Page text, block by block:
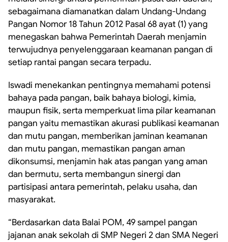
sebagaimana diamanatkan dalam Undang-Undang
Pangan Nomor 18 Tahun 2012 Pasal 68 ayat (1) yang
menegaskan bahwa Pemerintah Daerah menjamin
terwujudnya penyelenggaraan keamanan pangan di
setiap rantai pangan secara terpadu.
Iswadi menekankan pentingnya memahami potensi
bahaya pada pangan, baik bahaya biologi, kimia,
maupun fisik, serta memperkuat lima pilar keamanan
pangan yaitu memastikan akurasi publikasi keamanan
dan mutu pangan, memberikan jaminan keamanan
dan mutu pangan, memastikan pangan aman
dikonsumsi, menjamin hak atas pangan yang aman
dan bermutu, serta membangun sinergi dan
partisipasi antara pemerintah, pelaku usaha, dan
masyarakat.
“Berdasarkan data Balai POM, 49 sampel pangan
jajanan anak sekolah di SMP Negeri 2 dan SMA Negeri